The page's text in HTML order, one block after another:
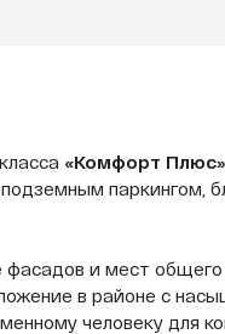
«Комфорт Плюс»
паркингом,
и мест общего
в районе с
человеку для